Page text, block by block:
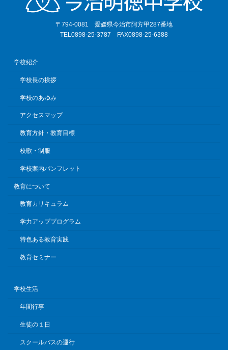
〒794-0081 愛媛県今治市阿方甲287番地
TEL0898-25-3787 FAX0898-25-6388
学校紹介
学校長の挨拶
学校のあゆみ
アクセスマップ
教育方針・教育目標
校歌・制服
学校案内パンフレット
教育について
教育カリキュラム
学力アッププログラム
特色ある教育実践
教育セミナー
学校生活
年間行事
生徒の１日
スクールバスの運行